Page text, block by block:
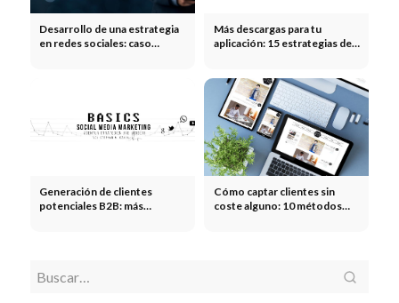
Desarrollo de una estrategia
en redes sociales: caso
Más descargas para tu
aplicación: 15 estrategias de
Generación de clientes
potenciales B2B: más
Cómo captar clientes sin
coste alguno: 10 métodos